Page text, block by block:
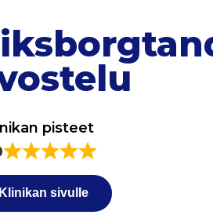
pisteet
sivulle